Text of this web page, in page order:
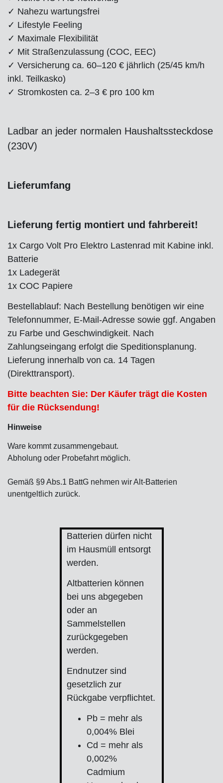
✓ Nahezu wartungsfrei
✓ Lifestyle Feeling
✓ Maximale Flexibilität
✓ Mit Straßenzulassung (COC, EEC)
✓ Versicherung ca. 60–120 € jährlich (25/45 km/h
inkl. Teilkasko)
✓ Stromkosten ca. 2–3 € pro 100 km
Ladbar an jeder normalen Haushaltssteckdose
(230V)
Lieferumfang
Lieferung fertig montiert und fahrbereit!
1x Cargo Volt Pro Elektro Lastenrad mit Kabine inkl.
Batterie
1x Ladegerät
1x COC Papiere
Bestellablauf: Nach Bestellung benötigen wir eine
Telefonnummer, E-Mail-Adresse sowie ggf. Angaben
zu Farbe und Geschwindigkeit. Nach
Zahlungseingang erfolgt die Speditionsplanung.
Lieferung innerhalb von ca. 14 Tagen
(Direkttransport).
Bitte beachten Sie: Der Käufer trägt die Kosten
für die Rücksendung!
Hinweise
Ware kommt zusammengebaut.
Abholung oder Probefahrt möglich.
Gemäß §9 Abs.1 BattG nehmen wir Alt-Batterien
unentgeltlich zurück.
Batterien dürfen nicht
im Hausmüll entsorgt
werden.
Altbatterien können
bei uns abgegeben
oder an
Sammelstellen
zurückgegeben
werden.
Endnutzer sind
gesetzlich zur
Rückgabe verpflichtet.
Pb = mehr als
0,004% Blei
Cd = mehr als
0,002%
Cadmium